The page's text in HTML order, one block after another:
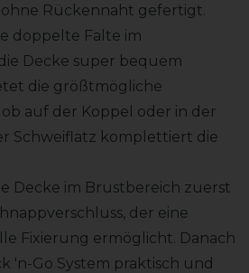
Rückennaht gefertigt.
doppelte Falte im
Decke super bequem
die größtmögliche
auf der Koppel oder in der
Schweiflatz komplettiert die
Decke im Brustbereich zuerst
der eine
Fixierung ermöglicht. Danach
'n-Go System praktisch und